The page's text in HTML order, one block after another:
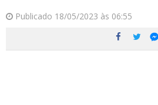
Publicado 18/05/2023 às 06:55